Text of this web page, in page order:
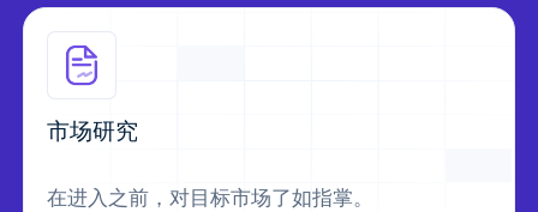
市场研究
在进入之前，对目标市场了如指掌。